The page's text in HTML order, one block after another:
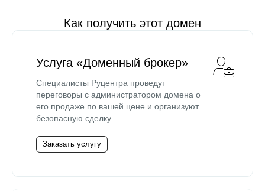
Как получить этот домен
Услуга «Доменный брокер»
Специалисты Руцентра проведут
переговоры с администратором домена о
его продаже по вашей цене и организуют
безопасную сделку.
Заказать услугу